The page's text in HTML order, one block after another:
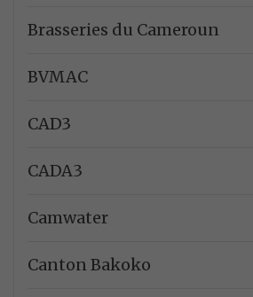
Brasseries du Cameroun
BVMAC
CAD3
CADA3
Camwater
Canton Bakoko